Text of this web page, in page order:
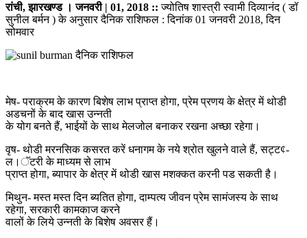
रांची, झारखण्ड । जनवरी | 01, 2018 :: ज्योतिष शास्त्री स्वामी दिव्यानंद ( डॉ
सुनील बर्मन ) के अनुसार दैनिक राशिफल : दिनांक 01 जनवरी 2018, दिन
सोमवार
मेष- पराक्रम के कारण बिशेष लाभ प्राप्त होगा, प्रेम प्रणय के क्षेत्र में थोडी
अडचनों के बाद खास उन्नती
के योग बनते हैं, भाईयों के साथ मेलजोल बनाकर रखना अच्छा रहेगा।
वृष- थोडी मरनसिक कसरत करें धनागम के नये श्रोत खुलने वाले हैं, सट्ट¢-
ल।ॅटरी के माध्यम से लाभ
प्राप्त होगा, ब्यापार के क्षेत्र में थोडी खास मशक्कत करनी पड सकती है।
मिथुन- मस्त मस्त दिन ब्यतित होगा, दाम्पत्य जीवन प्रेम सामंजस्य के साथ
रहेगा, सरकारी कामकाज करने
वालों के लिये उन्नती के बिशेष अवसर हैं।